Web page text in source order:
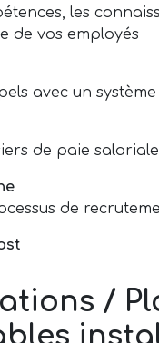
les
de vos employés
avec un
de paie salariale
de
/